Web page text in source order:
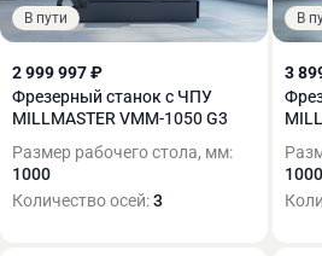
В пути
2 999 997 ₽
Фрезерный станок с ЧПУ
MILLMASTER VMM-1050 G3
Размер рабочего стола, мм:
1000
Количество осей:3
В
3
1000